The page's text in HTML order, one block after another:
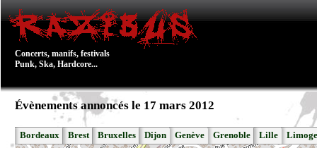
Concerts, manifs, festivals
Punk, Ska, Hardcore...
Évènements annoncés le 17 mars 2012
Bordeaux Brest Bruxelles Dijon Genève Grenoble Lille